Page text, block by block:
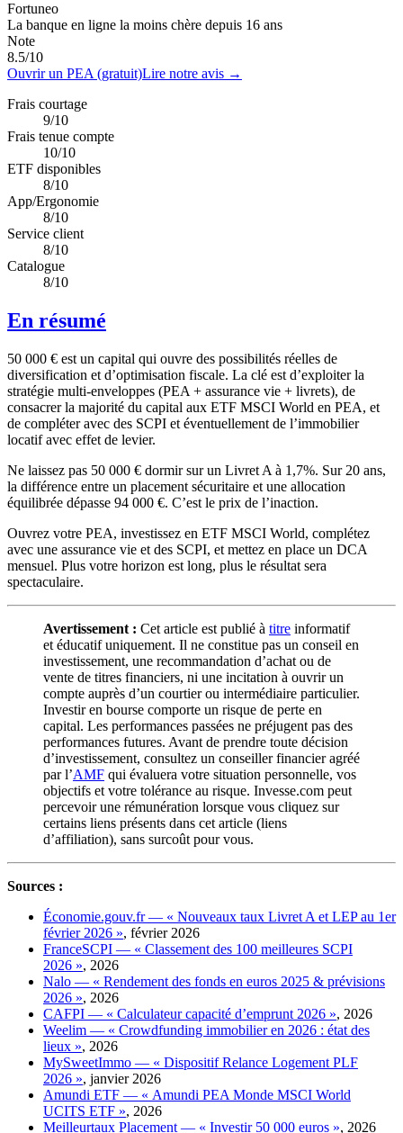
Fortuneo
La banque en ligne la moins chère depuis 16 ans
Note
8.5/10
Ouvrir un PEA (gratuit)Lire notre avis →
Frais courtage
9/10
Frais tenue compte
10/10
ETF disponibles
8/10
App/Ergonomie
8/10
Service client
8/10
Catalogue
8/10
En résumé
50 000 € est un capital qui ouvre des possibilités réelles de
diversification et d’optimisation fiscale. La clé est d’exploiter la
stratégie multi-enveloppes (PEA + assurance vie + livrets), de
consacrer la majorité du capital aux ETF MSCI World en PEA, et
de compléter avec des SCPI et éventuellement de l’immobilier
locatif avec effet de levier.
Ne laissez pas 50 000 € dormir sur un Livret A à 1,7%. Sur 20 ans,
la différence entre un placement sécuritaire et une allocation
équilibrée dépasse 94 000 €. C’est le prix de l’inaction.
Ouvrez votre PEA, investissez en ETF MSCI World, complétez
avec une assurance vie et des SCPI, et mettez en place un DCA
mensuel. Plus votre horizon est long, plus le résultat sera
spectaculaire.
Avertissement : Cet article est publié à titre informatif
et éducatif uniquement. Il ne constitue pas un conseil en
investissement, une recommandation d’achat ou de
vente de titres financiers, ni une incitation à ouvrir un
compte auprès d’un courtier ou intermédiaire particulier.
Investir en bourse comporte un risque de perte en
capital. Les performances passées ne préjugent pas des
performances futures. Avant de prendre toute décision
d’investissement, consultez un conseiller financier agréé
par l’AMF qui évaluera votre situation personnelle, vos
objectifs et votre tolérance au risque. Invesse.com peut
percevoir une rémunération lorsque vous cliquez sur
certains liens présents dans cet article (liens
d’affiliation), sans surcoût pour vous.
Sources :
Économie.gouv.fr — « Nouveaux taux Livret A et LEP au 1er
février 2026 », février 2026
FranceSCPI — « Classement des 100 meilleures SCPI
2026 », 2026
Nalo — « Rendement des fonds en euros 2025 & prévisions
2026 », 2026
CAFPI — « Calculateur capacité d’emprunt 2026 », 2026
Weelim — « Crowdfunding immobilier en 2026 : état des
lieux », 2026
MySweetImmo — « Dispositif Relance Logement PLF
2026 », janvier 2026
Amundi ETF — « Amundi PEA Monde MSCI World
UCITS ETF », 2026
Meilleurtaux Placement — « Investir 50 000 euros », 2026